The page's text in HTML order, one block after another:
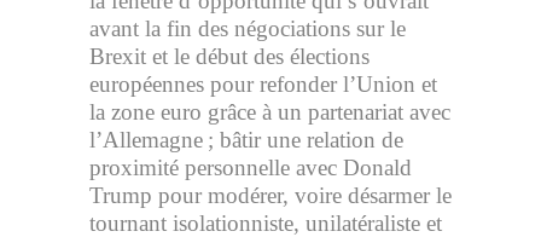
avant la fin des négociations sur le
Brexit et le début des élections
européennes pour refonder l’Union et
la zone euro grâce à un partenariat avec
l’Allemagne ; bâtir une relation de
proximité personnelle avec Donald
Trump pour modérer, voire désarmer le
tournant isolationniste, unilatéraliste et